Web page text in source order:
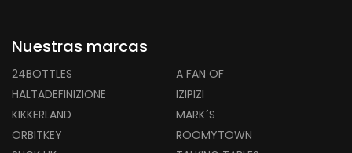
Nuestras marcas
24BOTTLES
A FAN OF
HALTADEFINIZIONE
IZIPIZI
KIKKERLAND
MARK´S
ORBITKEY
ROOMYTOWN